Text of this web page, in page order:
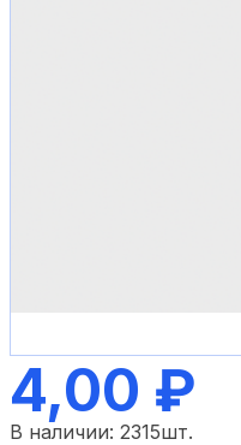
4,00 ₽
В наличии: 2315шт.